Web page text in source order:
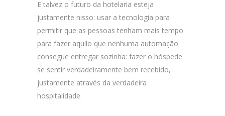
E talvez o futuro da hotelaria esteja
justamente nisso: usar a tecnologia para
permitir que as pessoas tenham mais tempo
para fazer aquilo que nenhuma automação
consegue entregar sozinha: fazer o hóspede
se sentir verdadeiramente bem recebido,
justamente através da verdadeira
hospitalidade.